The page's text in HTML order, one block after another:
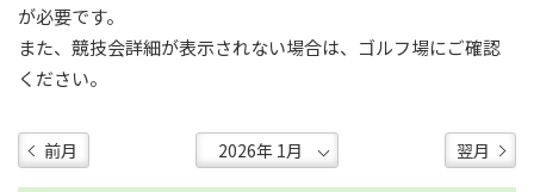
が必要です。
また、競技会詳細が表示されない場合は、ゴルフ場にご確認
ください。
前月 翌月